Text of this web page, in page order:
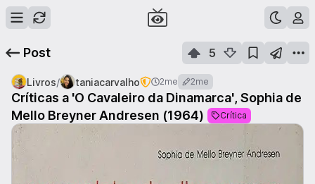
Post 5
Livros/ taniacarvalho 2me 2me
Críticas a 'O Cavaleiro da Dinamarca', Sophia de
Mello Breyner Andresen (1964)
Crítica